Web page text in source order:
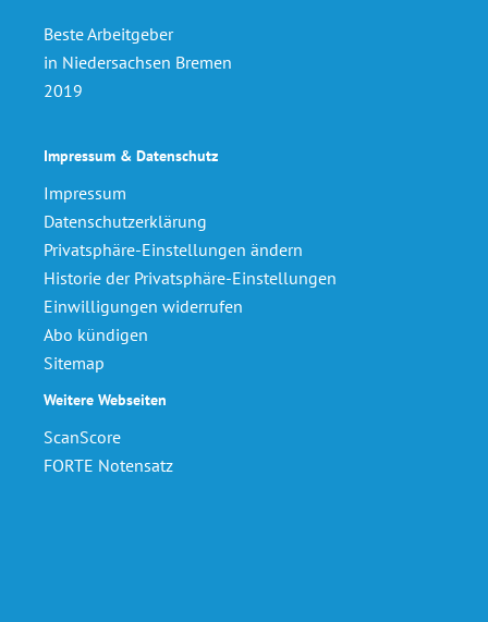
Beste Arbeitgeber
in Niedersachsen Bremen
2019
Impressum & Datenschutz
Impressum
Datenschutzerklärung
Privatsphäre-Einstellungen ändern
Historie der Privatsphäre-Einstellungen
Einwilligungen widerrufen
Abo kündigen
Sitemap
Weitere Webseiten
ScanScore
FORTE Notensatz